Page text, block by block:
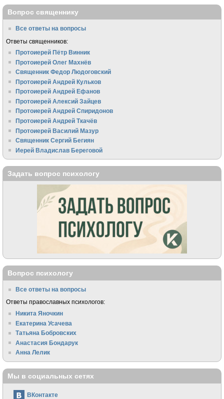
Вопрос священнику
Все ответы на вопросы
Ответы священников:
Протоиерей Пётр Винник
Протоиерей Олег Махнёв
Священник Федор Людоговский
Протоиерей Андрей Кульков
Протоиерей Андрей Ефанов
Протоиерей Алексий Зайцев
Протоиерей Андрей Спиридонов
Протоиерей Андрей Ткачёв
Протоиерей Василий Мазур
Священник Сергий Бегиян
Иерей Владислав Береговой
Задать вопрос психологу
Вопрос психологу
Все ответы на вопросы
Ответы православных психологов:
Никита Яночкин
Екатерина Усачева
Татьяна Бобровских
Анастасия Бондарук
Анна Лелик
Мы в социальных сетях
ВКонтакте